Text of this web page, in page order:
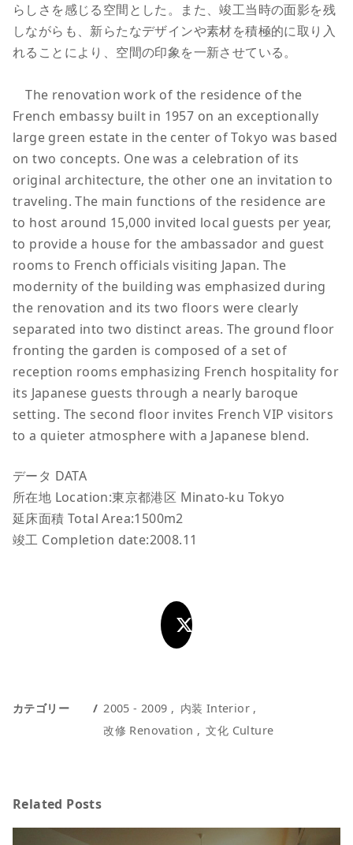
らしさを感じる空間とした。また、竣工当時の面影を残
しながらも、新らたなデザインや素材を積極的に取り入
れることにより、空間の印象を一新させている。
The renovation work of the residence of the
French embassy built in 1957 on an exceptionally
large green estate in the center of Tokyo was based
on two concepts. One was a celebration of its
original architecture, the other one an invitation to
traveling. The main functions of the residence are
to host around 15,000 invited local guests per year,
to provide a house for the ambassador and guest
rooms to French officials visiting Japan. The
modernity of the building was emphasized during
the renovation and its two floors were clearly
separated into two distinct areas. The ground floor
fronting the garden is composed of a set of
reception rooms emphasizing French hospitality for
its Japanese guests through a nearly baroque
setting. The second floor invites French VIP visitors
to a quieter atmosphere with a Japanese blend.
データ DATA
所在地 Location:東京都港区 Minato-ku Tokyo
延床面積 Total Area:1500m2
竣工 Completion date:2008.11
カテゴリー 2005 - 2009
内装 Interior
改修 Renovation
文化 Culture
Related Posts